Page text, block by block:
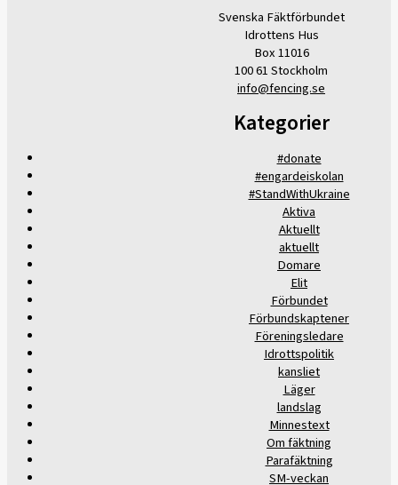
Svenska Fäktförbundet
Idrottens Hus
Box 11016
100 61 Stockholm
info@fencing.se
Kategorier
#donate
#engardeiskolan
#StandWithUkraine
Aktiva
Aktuellt
aktuellt
Domare
Elit
Förbundet
Förbundskaptener
Föreningsledare
Idrottspolitik
kansliet
Läger
landslag
Minnestext
Om fäktning
Parafäktning
SM-veckan